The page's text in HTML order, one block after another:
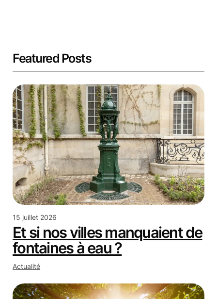
Featured Posts
15 juillet 2026
Et si nos villes manquaient de
fontaines à eau ?
Actualité